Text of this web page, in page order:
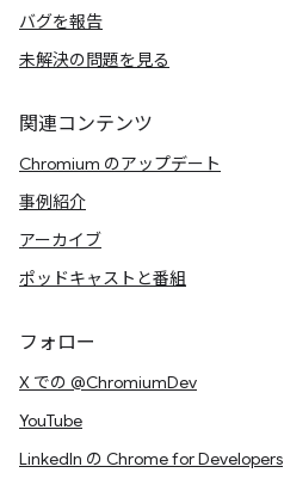
バグを報告
未解決の問題を見る
関連コンテンツ
Chromium のアップデート
事例紹介
アーカイブ
ポッドキャストと番組
フォロー
X での @ChromiumDev
YouTube
LinkedIn の Chrome for Developers